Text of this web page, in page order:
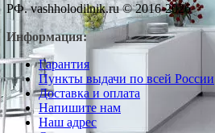
РФ. vashholodilnik.ru © 2016-2026
Информация:
Гарантия
Пункты выдачи по всей России
Доставка и оплата
Напишите нам
Наш адрес